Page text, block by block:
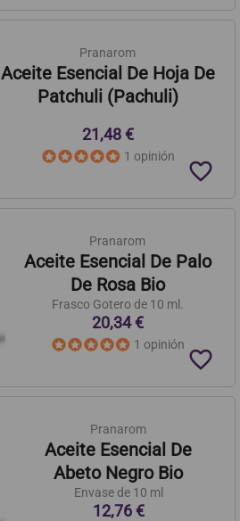
Pranarom
Aceite Esencial De Hoja De
Patchuli (Pachuli)
21,48 €
1 opinión
favorite_border
Pranarom
Aceite Esencial De Palo
De Rosa Bio
Frasco Gotero de 10 ml.
20,34 €
1 opinión
favorite_border
Pranarom
Aceite Esencial De
Abeto Negro Bio
Envase de 10 ml
12,76 €